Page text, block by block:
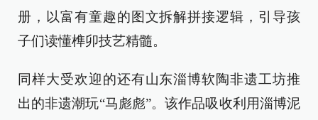
册，以富有童趣的图文拆解拼接逻辑，引导孩
子们读懂榫卯技艺精髓。
同样大受欢迎的还有山东淄博软陶非遗工坊推
出的非遗潮玩“马彪彪”。该作品吸收利用淄博泥